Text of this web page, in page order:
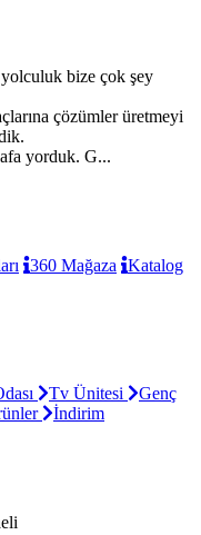
yolculuk bize çok şey
çözümler üretmeyi
yorduk. G...
360 Mağaza
Katalog
Tv Ünitesi
Genç
İndirim